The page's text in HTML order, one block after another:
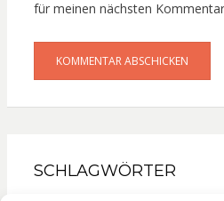
für meinen nächsten
SCHLAGWÖRTER